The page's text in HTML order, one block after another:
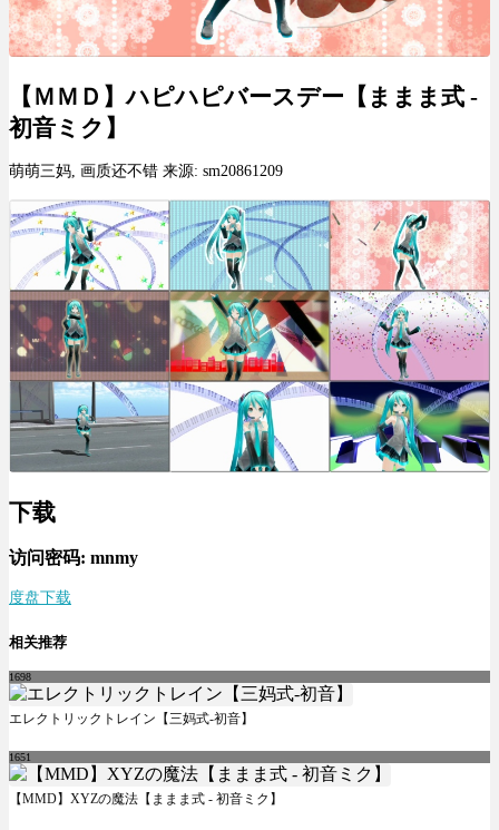
【ＭＭＤ】ハピハピバースデー【ままま式 -
初音ミク】
萌萌三妈, 画质还不错 来源: sm20861209
下载
访问密码: mnmy
度盘下载
相关推荐
1698
エレクトリックトレイン【三妈式-初音】
1651
【MMD】XYZの魔法【ままま式 - 初音ミク】